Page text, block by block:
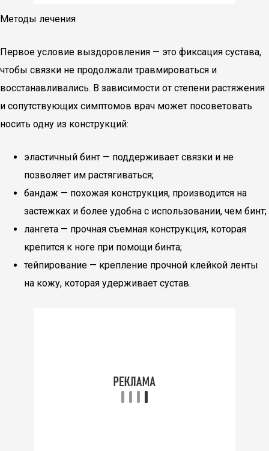
Методы лечения
Первое условие выздоровления — это фиксация сустава,
чтобы связки не продолжали травмироваться и
восстанавливались. В зависимости от степени растяжения
и сопутствующих симптомов врач может посоветовать
носить одну из конструкций:
эластичный бинт — поддерживает связки и не
позволяет им растягиваться;
бандаж — похожая конструкция, производится на
застежках и более удобна с использовании, чем бинт;
лангета — прочная съемная конструкция, которая
крепится к ноге при помощи бинта;
тейпирование — крепление прочной клейкой ленты
на кожу, которая удерживает сустав.